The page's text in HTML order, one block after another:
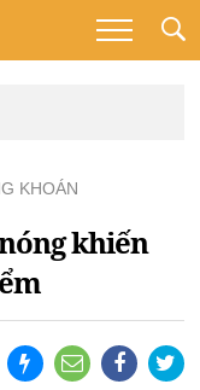
KHOÁN
khiến